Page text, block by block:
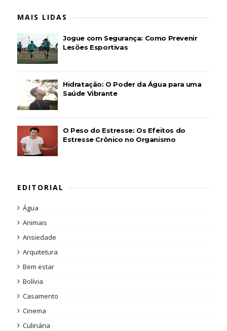
MAIS LIDAS
Jogue com Segurança: Como Prevenir
Lesões Esportivas
Hidratação: O Poder da Água para uma
Saúde Vibrante
O Peso do Estresse: Os Efeitos do
Estresse Crônico no Organismo
EDITORIAL
Água
Animais
Ansiedade
Arquitetura
Bem estar
Bolívia
Casamento
Cinema
Culinária